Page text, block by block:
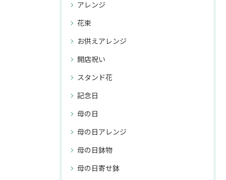
アレンジ
花束
お供えアレンジ
開店祝い
スタンド花
記念日
母の日
母の日アレンジ
母の日鉢物
母の日寄せ鉢